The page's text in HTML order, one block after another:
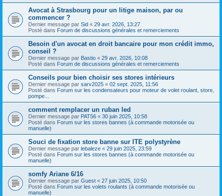
Avocat à Strasbourg pour un litige maison, par ou
commencer ?
Dernier message par Sid « 29 avr. 2026, 13:27
Posté dans Forum de discussions générales et remerciements
Besoin d'un avocat en droit bancaire pour mon crédit immo,
conseil ?
Dernier message par Bastio « 29 avr. 2026, 10:08
Posté dans Forum de discussions générales et remerciements
Conseils pour bien choisir ses stores intérieurs
Dernier message par sarv2025 « 02 sept. 2025, 11:56
Posté dans Forum sur les condensateurs pour moteur de volet roulant, store,
pompe...
comment remplacer un ruban led
Dernier message par PAT56 « 30 juin 2025, 10:58
Posté dans Forum sur les stores bannes (à commande motorisée ou
manuelle)
Souci de fixation store banne sur ITE polystyrène
Dernier message par lebaleze « 29 juin 2025, 23:59
Posté dans Forum sur les stores bannes (à commande motorisée ou
manuelle)
somfy Ariane 6/16
Dernier message par Guest « 27 juin 2025, 10:50
Posté dans Forum sur les volets roulants (à commande motorisée ou
manuelle)